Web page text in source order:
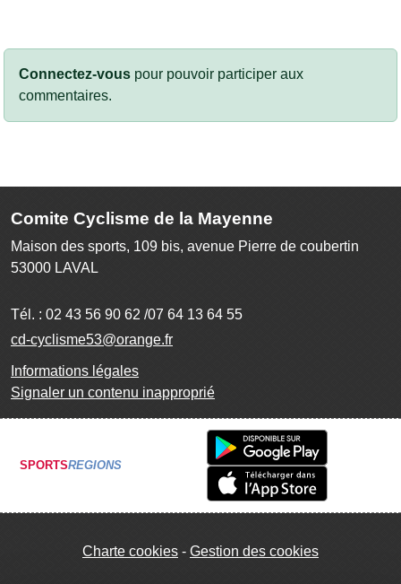
Connectez-vous pour pouvoir participer aux
commentaires.
Comite Cyclisme de la Mayenne
Maison des sports, 109 bis, avenue Pierre de coubertin
53000 LAVAL
Tél. : 02 43 56 90 62 /07 64 13 64 55
cd-cyclisme53@orange.fr
Informations légales
Signaler un contenu inapproprié
SPORTSREGIONS
Charte cookies Gestion des cookies